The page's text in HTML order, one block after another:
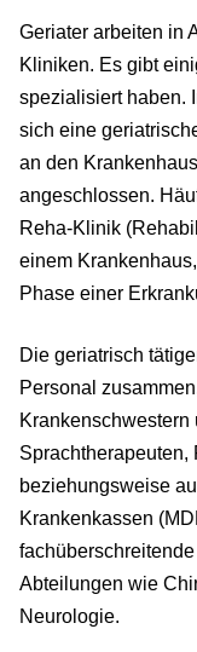
Geriater arbeiten in
Kliniken. Es gibt
spezialisiert haben.
sich eine
an den
angeschlossen.
Reha-Klinik
einem
Phase einer
Die geriatrisch
Personal
Krankenschwestern
Sprachtherapeuten,
beziehungsweise
Krankenkassen
Abteilungen wie
Neurologie.